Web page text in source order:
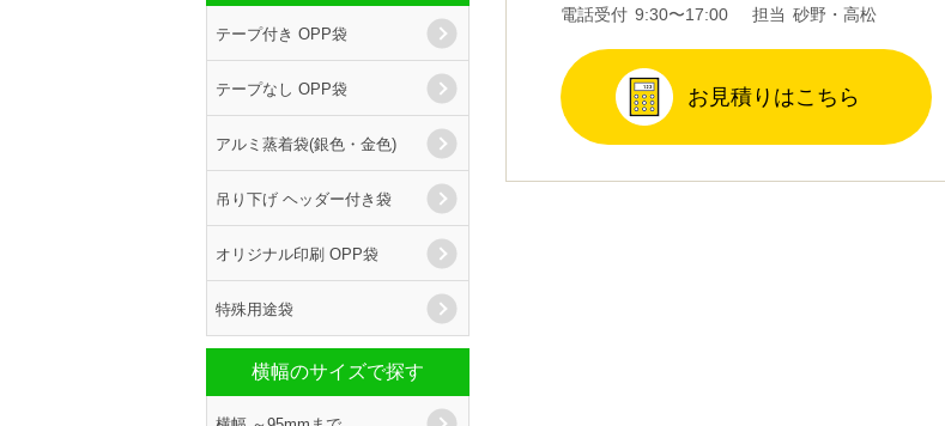
電話受付 9:30〜17:00 担当 砂野・高松
お見積りはこちら
テープ付き OPP袋
テープなし OPP袋
アルミ蒸着袋(銀色・金色)
吊り下げ ヘッダー付き袋
オリジナル印刷 OPP袋
特殊用途袋
横幅のサイズで探す